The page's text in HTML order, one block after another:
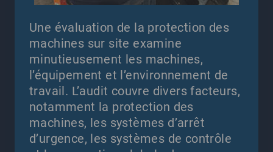
Une évaluation de la protection des
machines sur site examine
minutieusement les machines,
l’équipement et l’environnement de
travail. L’audit couvre divers facteurs,
notamment la protection des
machines, les systèmes d’arrêt
d’urgence, les systèmes de contrôle